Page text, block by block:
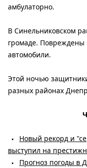
амбулаторно.
В Синельниковском
громаде.
автомобили.
Этой ночью
разных районах
Новый рекорд и
выступил на
Прогноз погоды в